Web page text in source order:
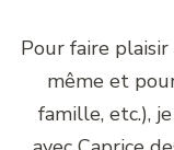
Pour faire
même et
famille, etc.),